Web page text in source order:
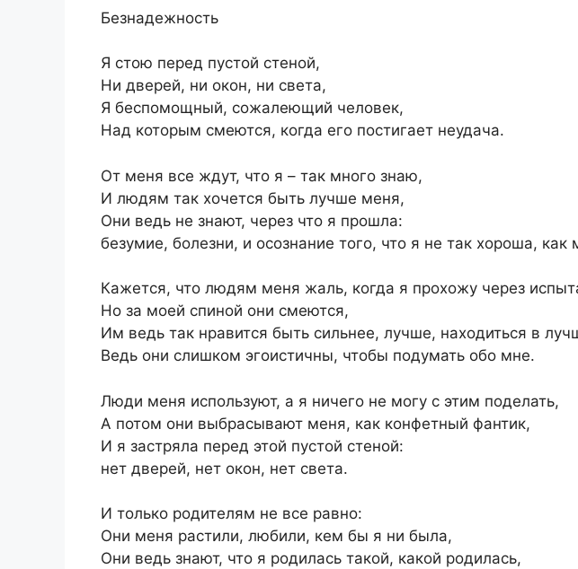
Безнадежность
Я стою перед пустой стеной,
Ни дверей, ни окон, ни света,
Я беспомощный, сожалеющий человек,
Над которым смеются, когда его постигает неудача.
От меня все ждут, что я – так много знаю,
И людям так хочется быть лучше меня,
Они ведь не знают, через что я прошла:
безумие, болезни, и осознание того, что я не так хороша, как
Кажется, что людям меня жаль, когда я прохожу через
Но за моей спиной они смеются,
Им ведь так нравится быть сильнее, лучше, находиться в
Ведь они слишком эгоистичны, чтобы подумать обо мне.
Люди меня используют, а я ничего не могу с этим поделать,
А потом они выбрасывают меня, как конфетный фантик,
И я застряла перед этой пустой стеной:
нет дверей, нет окон, нет света.
И только родителям не все равно:
Они меня растили, любили, кем бы я ни была,
Они ведь знают, что я родилась такой, какой родилась,